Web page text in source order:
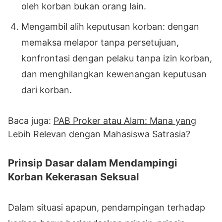
oleh korban bukan orang lain.
Mengambil alih keputusan korban: dengan
memaksa melapor tanpa persetujuan,
konfrontasi dengan pelaku tanpa izin korban,
dan menghilangkan kewenangan keputusan
dari korban.
Baca juga: PAB Proker atau Alam: Mana yang
Lebih Relevan dengan Mahasiswa Satrasia?
Prinsip Dasar dalam Mendampingi
Korban Kekerasan Seksual
Dalam situasi apapun, pendampingan terhadap